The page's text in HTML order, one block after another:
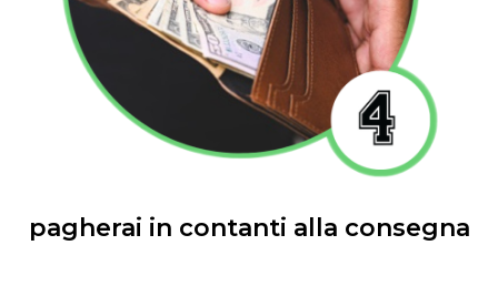
pagherai in contanti alla consegna